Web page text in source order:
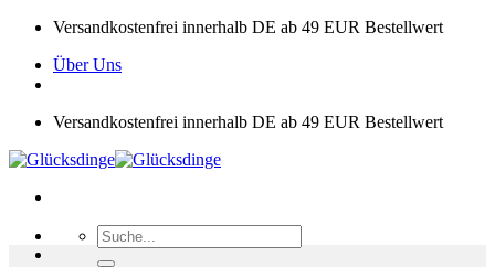
Zum
springen
Versandkostenfrei innerhalb DE ab 49 EUR Bestellwert
Über Uns
Versandkostenfrei innerhalb DE ab 49 EUR Bestellwert
Suchen
nach: